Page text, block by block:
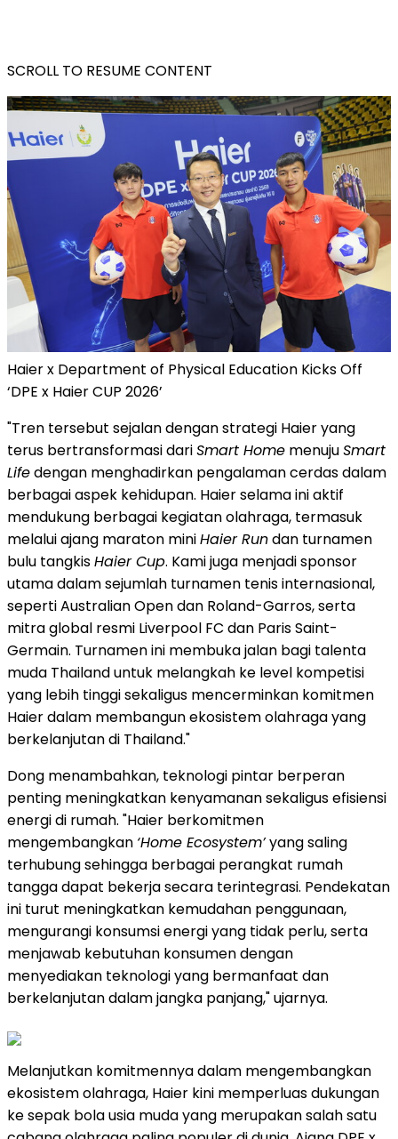
SCROLL TO RESUME CONTENT
Haier x Department of Physical Education Kicks Off
‘DPE x Haier CUP 2026’
"Tren tersebut sejalan dengan strategi Haier yang
terus bertransformasi dariSmart Home menujuSmart
Lifedengan menghadirkan pengalaman cerdas dalam
berbagai aspek kehidupan. Haier selama ini aktif
mendukung berbagai kegiatan olahraga, termasuk
melalui ajang maraton miniHaier Rundan turnamen
bulu tangkisHaier Cup. Kami juga menjadi sponsor
utama dalam sejumlah turnamen tenis internasional,
seperti Australian Open dan Roland-Garros, serta
mitra global resmi Liverpool FC dan Paris Saint-
Germain. Turnamen ini membuka jalan bagi talenta
muda Thailand untuk melangkah ke level kompetisi
yang lebih tinggi sekaligus mencerminkan komitmen
Haier dalam membangun ekosistem olahraga yang
berkelanjutan di Thailand."
Dong menambahkan, teknologi pintar berperan
penting meningkatkan kenyamanan sekaligus efisiensi
energi di rumah. "Haier berkomitmen
mengembangkan ‘Home Ecosystem’yang saling
terhubung sehingga berbagai perangkat rumah
tangga dapat bekerja secara terintegrasi. Pendekatan
ini turut meningkatkan kemudahan penggunaan,
mengurangi konsumsi energi yang tidak perlu, serta
menjawab kebutuhan konsumen dengan
menyediakan teknologi yang bermanfaat dan
berkelanjutan dalam jangka panjang," ujarnya.
Melanjutkan komitmennya dalam mengembangkan
ekosistem olahraga, Haier kini memperluas dukungan
ke sepak bola usia muda yang merupakan salah satu